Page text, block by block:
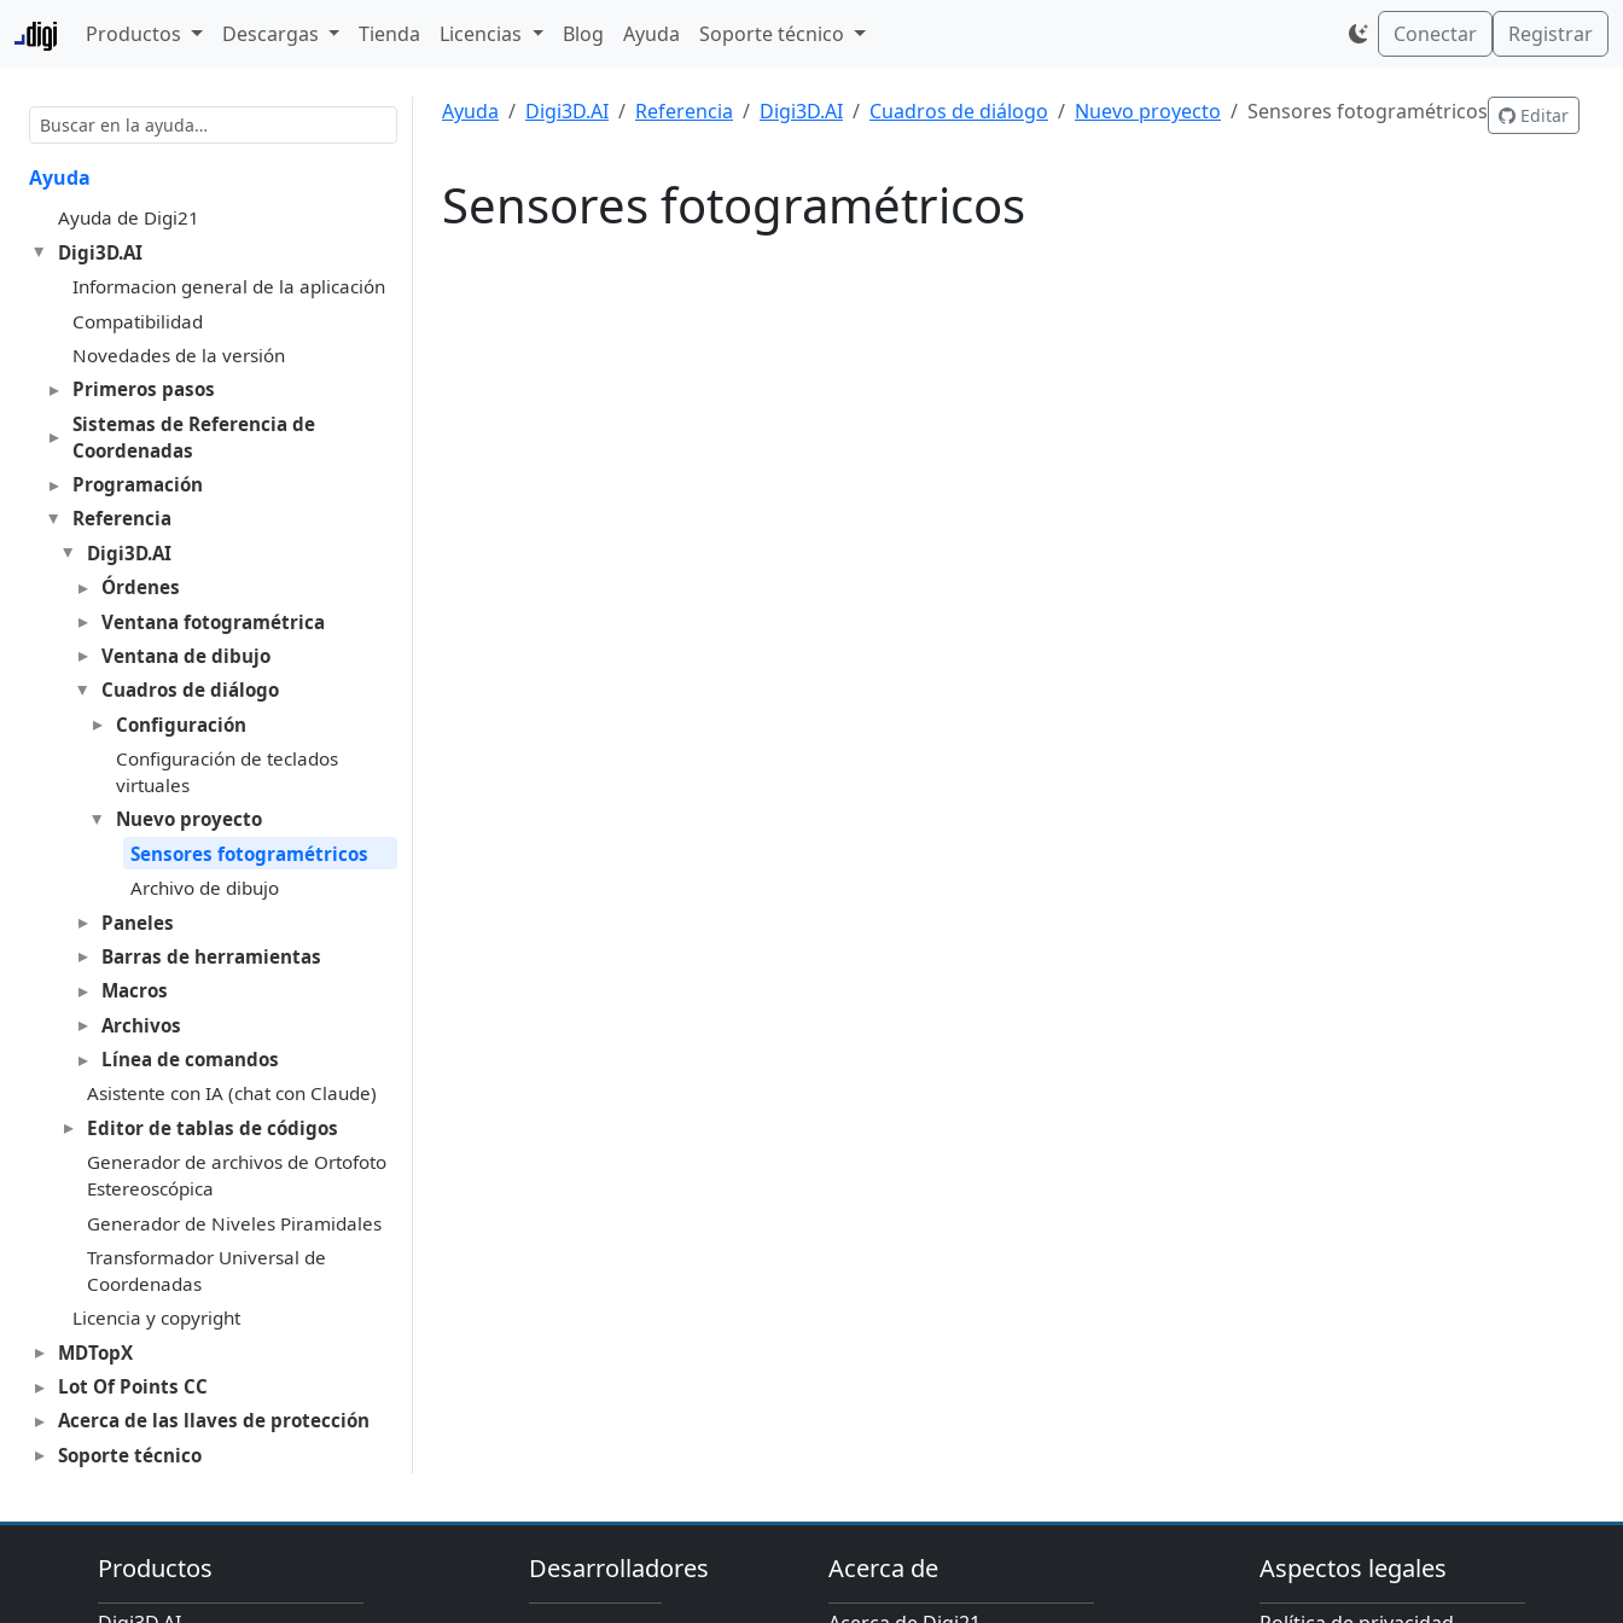
Productos Descargas Tienda Licencias Blog Ayuda Soporte técnico Conectar Registrar
Ayuda
Ayuda de Digi21
Digi3D.AI
Informacion general de la aplicación
Compatibilidad
Novedades de la versión
Primeros pasos
Sistemas de Referencia de
Coordenadas
Programación
Referencia
Digi3D.AI
Órdenes
Ventana fotogramétrica
Ventana de dibujo
Cuadros de diálogo
Configuración
Configuración de teclados
virtuales
Nuevo proyecto
Sensores fotogramétricos
Archivo de dibujo
Paneles
Barras de herramientas
Macros
Archivos
Línea de comandos
Asistente con IA (chat con Claude)
Editor de tablas de códigos
Generador de archivos de Ortofoto
Estereoscópica
Generador de Niveles Piramidales
Transformador Universal de
Coordenadas
Licencia y copyright
MDTopX
Lot Of Points CC
Acerca de las llaves de protección
Soporte técnico
Ayuda Digi3D.AI Referencia Digi3D.AI Cuadros de diálogo Nuevo proyecto Sensores fotogramétricos Editar
Sensores fotogramétricos
Productos Desarrolladores Acerca de Aspectos legales